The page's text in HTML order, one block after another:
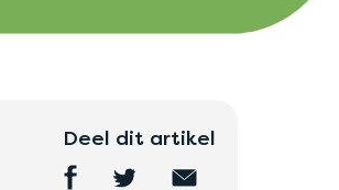
Deel dit artikel